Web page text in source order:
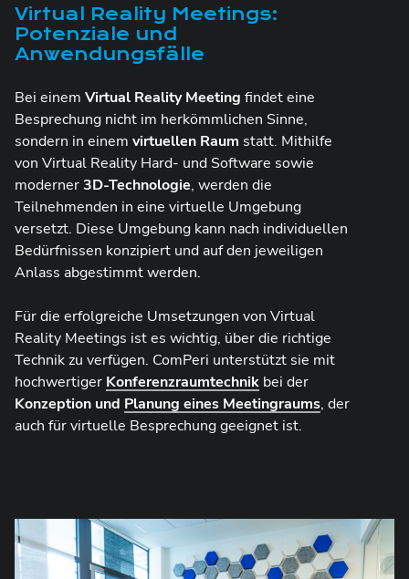
Virtual Reality Meetings:
Potenziale und
Anwendungsfälle
Bei einem Virtual Reality Meeting findet eine
Besprechung nicht im herkömmlichen Sinne,
sondern in einem virtuellen Raum statt. Mithilfe
von Virtual Reality Hard- und Software sowie
moderner3D-Technologie, werden die
Teilnehmenden in eine virtuelle Umgebung
versetzt. Diese Umgebung kann nach individuellen
Bedürfnissen konzipiert und auf den jeweiligen
Anlass abgestimmt werden.
Für die erfolgreiche Umsetzungen von Virtual
Reality Meetings ist es wichtig, über die richtige
Technik zu verfügen. ComPeri unterstützt sie mit
hochwertiger Konferenzraumtechnik bei der
Konzeption und Planung eines Meetingraums, der
auch für virtuelle Besprechung geeignet ist.